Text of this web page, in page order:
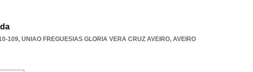
109, UNIAO FREGUESIAS GLORIA VERA CRUZ AVEIRO, AVEIRO